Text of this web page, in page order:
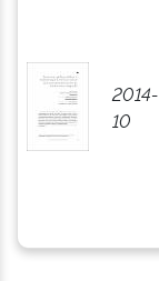
2014-
10